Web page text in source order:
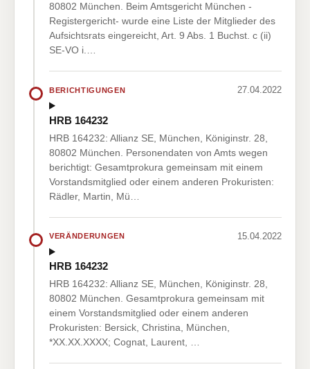
80802 München. Beim Amtsgericht München -
Registergericht- wurde eine Liste der Mitglieder des
Aufsichtsrats eingereicht, Art. 9 Abs. 1 Buchst. c (ii)
SE-VO i.…
BERICHTIGUNGEN 27.04.2022
HRB 164232
HRB 164232: Allianz SE, München, Königinstr. 28,
80802 München. Personendaten von Amts wegen
berichtigt: Gesamtprokura gemeinsam mit einem
Vorstandsmitglied oder einem anderen Prokuristen:
Rädler, Martin, Mü…
VERÄNDERUNGEN 15.04.2022
HRB 164232
HRB 164232: Allianz SE, München, Königinstr. 28,
80802 München. Gesamtprokura gemeinsam mit
einem Vorstandsmitglied oder einem anderen
Prokuristen: Bersick, Christina, München,
*XX.XX.XXXX; Cognat, Laurent, …